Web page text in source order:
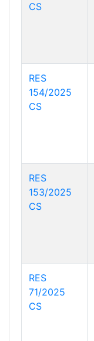
CS
RES
154/2025
CS
RES
153/2025
CS
RES
71/2025
CS